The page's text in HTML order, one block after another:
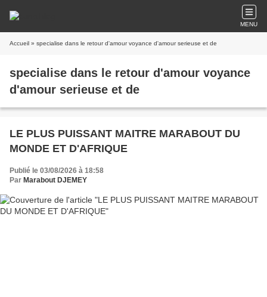
MENU
Accueil » specialise dans le retour d'amour voyance d'amour serieuse et de
specialise dans le retour d'amour voyance
d'amour serieuse et de
LE PLUS PUISSANT MAITRE MARABOUT DU
MONDE ET D'AFRIQUE
Publié le 03/08/2026 à 18:58
Par Marabout DJEMEY